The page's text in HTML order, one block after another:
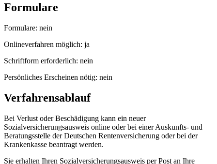
Formulare
Formulare: nein
Onlineverfahren möglich: ja
Schriftform erforderlich: nein
Persönliches Erscheinen nötig: nein
Verfahrensablauf
Bei Verlust oder Beschädigung kann ein neuer
Sozialversicherungsausweis online oder bei einer Auskunfts- und
Beratungsstelle der Deutschen Rentenversicherung oder bei der
Krankenkasse beantragt werden.
Sie erhalten Ihren Sozialversicherungsausweis per Post an Ihre